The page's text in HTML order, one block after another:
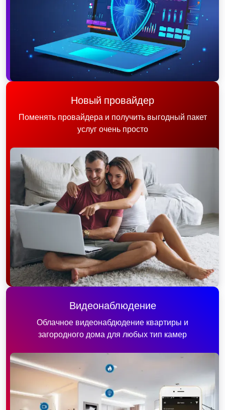
Новый провайдер
Поменять провайдера и получить выгодный пакет
услуг очень просто
Видеонаблюдение
Облачное видеонабдюдение квартиры и
загородного дома для любых тип камер